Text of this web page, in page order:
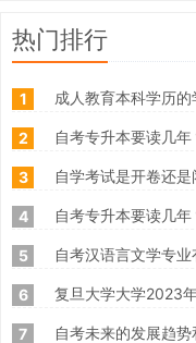
热门排行
1 成人教育本科学历
2 自考专升本要读几年
3 自学考试是开卷还是
4 自考专升本要读几年
5 自考汉语言文学专业
6 复旦大学大学2023
7 自考未来的发展趋势